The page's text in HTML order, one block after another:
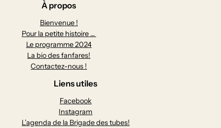
À propos
Bienvenue !
Pour la petite histoire …
Le programme 2024
La bio des fanfares!
Contactez-nous !
Liens utiles
Facebook
Instagram
L’agenda de la Brigade des tubes!